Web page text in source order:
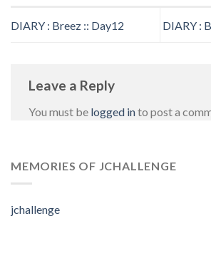
DIARY : Breez :: Day12 DIARY :
Leave a Reply
You must be logged into post a
MEMORIES OF JCHALLENGE
jchallenge